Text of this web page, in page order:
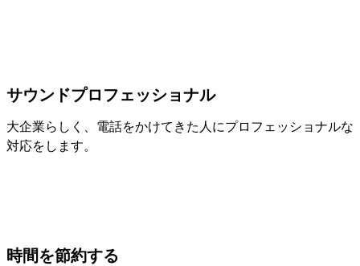
サウンドプロフェッショナル
大企業らしく、電話をかけてきた人にプロフェッショナルな
対応をします。
時間を節約する